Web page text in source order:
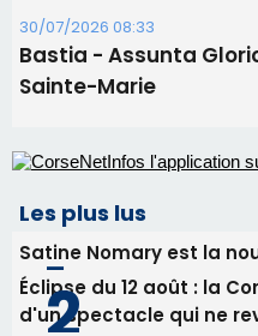
30/07/2026 08:33
Bastia - Assunta
Sainte-Marie
Les plus lus
Satine Nomary est la
Éclipse du 12 août : la
d'un spectacle qui ne